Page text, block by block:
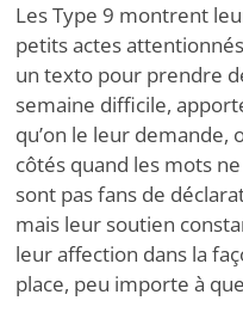
Les Type 9 montrent
petits actes
un texto pour prendre
semaine difficile,
qu’on le leur
côtés quand les mots
sont pas fans de
mais leur soutien
leur affection dans la
place, peu importe à